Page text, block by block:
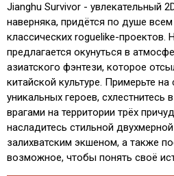
Jianghu Survivor - увлекательный
наверняка, придётся по душе
классических roguelike-проектов.
предлагается окунуться в
азиатского фэнтези, которое
китайской культуре. Примерьте
уникальных героев, схлестнитесь
врагами на территории трёх
насладитесь стильной
залихватским экшеном, а также
возможное, чтобы понять своё